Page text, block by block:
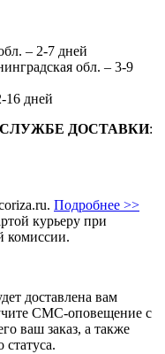
– 2-7 дней
обл. – 3-9
16 дней
ДОСТАВКИ:
Подробнее >>
курьеру при
комиссии.
доставлена вам
СМС-оповещение с
ваш заказ, а также